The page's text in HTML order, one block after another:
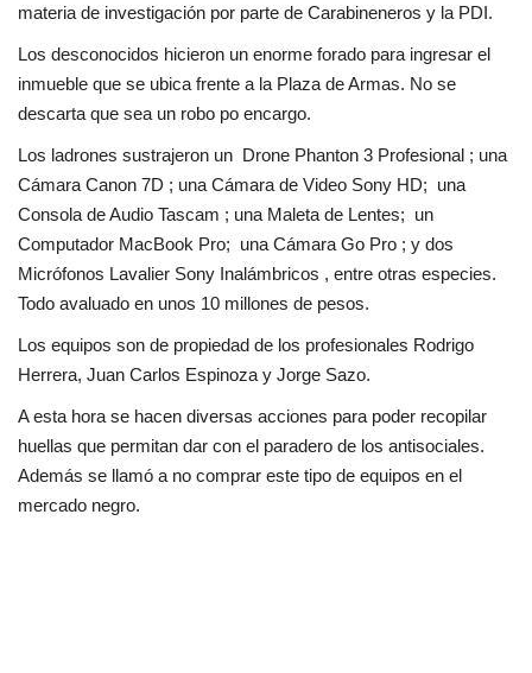
materia de investigación por parte de Carabineneros y la PDI.
Los desconocidos hicieron un enorme forado para ingresar el
inmueble que se ubica frente a la Plaza de Armas. No se
descarta que sea un robo po encargo.
Los ladrones sustrajeron un Drone Phanton 3 Profesional ; una
Cámara Canon 7D ; una Cámara de Video Sony HD; una
Consola de Audio Tascam ; una Maleta de Lentes; un
Computador MacBook Pro; una Cámara Go Pro ; y dos
Micrófonos Lavalier Sony Inalámbricos , entre otras especies.
Todo avaluado en unos 10 millones de pesos.
Los equipos son de propiedad de los profesionales Rodrigo
Herrera, Juan Carlos Espinoza y Jorge Sazo.
A esta hora se hacen diversas acciones para poder recopilar
huellas que permitan dar con el paradero de los antisociales.
Además se llamó a no comprar este tipo de equipos en el
mercado negro.